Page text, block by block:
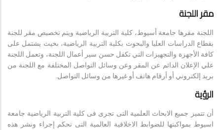
مقر اللجنة
اللجنة مقرها جامعة أسيوط، كلية التربية الرياضية ويتم تخصيص مقر للجنة
بقطاع الدراسات العليا والبحوث بكلية التربية الرياضية، بحيث يشتمل على
كافة الأجهزة والتجهيزات التي تكفل حسن سير أعمال اللجنة، وتعمل اللجنة
علي الإعلان الدائم عن المقر وعن وسائل التواصل المختلفة مع اللجنة من
بريد إلكتروني أو أرقام هاتف أو غيرها من وسائل التواصل.
الرؤية
أن تتميز جميع الابحاث العلمية التى تجرى فى كلية التربية الرياضية جامعة
اسيوط بمواكبتها للضوابط الاخلاقية العالمية التى تحكم إجراء ونشر هذه